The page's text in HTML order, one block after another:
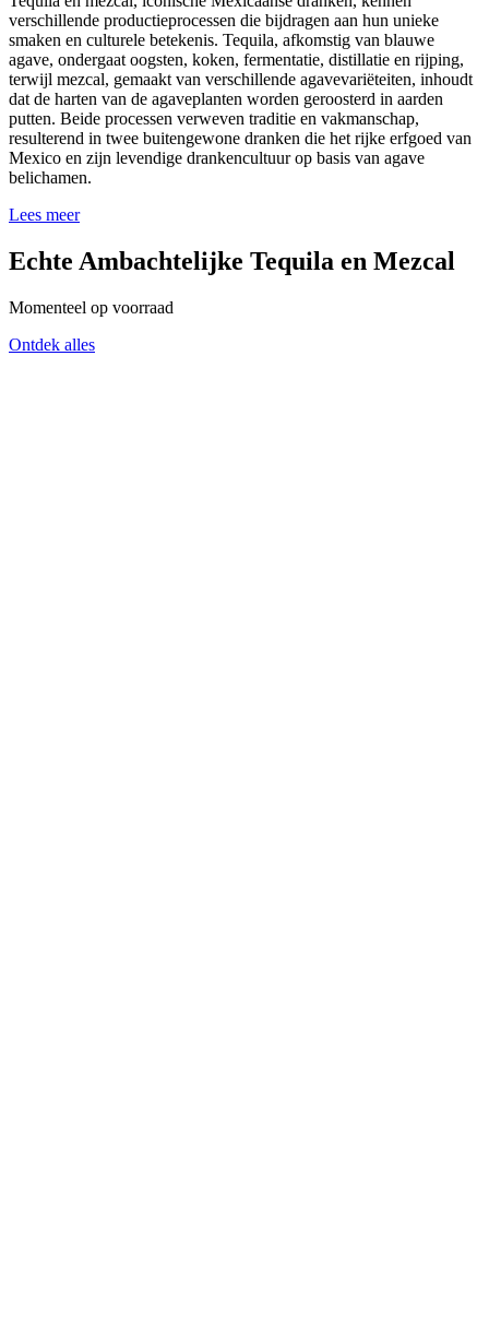
verschillende productieprocessen die bijdragen aan hun unieke
smaken en culturele betekenis. Tequila, afkomstig van blauwe
agave, ondergaat oogsten, koken, fermentatie, distillatie en rijping,
terwijl mezcal, gemaakt van verschillende agavevariëteiten, inhoudt
dat de harten van de agaveplanten worden geroosterd in aarden
putten. Beide processen verweven traditie en vakmanschap,
resulterend in twee buitengewone dranken die het rijke erfgoed van
Mexico en zijn levendige drankencultuur op basis van agave
belichamen.
Lees meer
Echte Ambachtelijke Tequila en Mezcal
Momenteel op voorraad
Ontdek alles